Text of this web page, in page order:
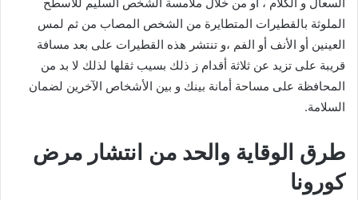
الملوثة بالقطيرات المتطايرة من الشخص المصاب من ثم لمس
العينين أو الأنف أو الفم ،و تنتشر هذه القطيرات على بعد مسافة
قريبة على تزيد عن ثلاثة أقدام ز ذلك بسيب ثقلها لذلك لا بد من
المحافظة على مساحة أمانة بينك و بين الأشخاص الآخرين لضمان
السلامة.
طرق الوقاية والحد من انتشار مرض
كورونا